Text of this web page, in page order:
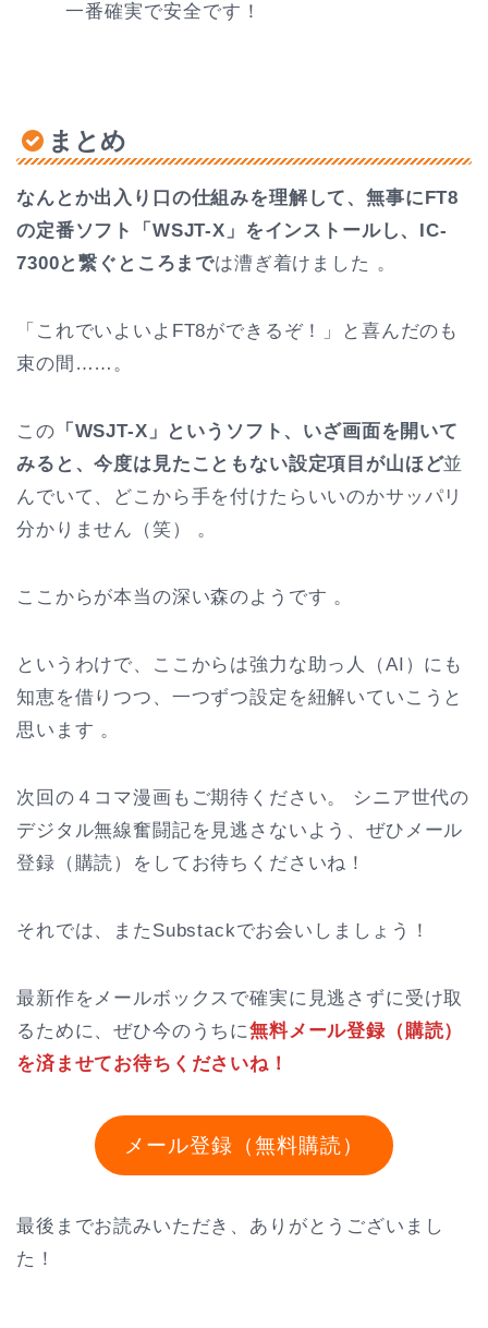
一番確実で安全です！
まとめ
なんとか出入り口の仕組みを理解して、無事にFT8
の定番ソフト「WSJT-X」をインストールし、IC-
7300と繋ぐところまでは漕ぎ着けました 。
「これでいよいよFT8ができるぞ！」と喜んだのも
束の間……。
この 「WSJT-X」というソフト、いざ画面を開いて
みると、今度は見たこともない設定項目が山ほど並
んでいて、どこから手を付けたらいいのかサッパリ
分かりません（笑） 。
ここからが本当の深い森のようです 。
というわけで、ここからは強力な助っ人（AI）にも
知恵を借りつつ、一つずつ設定を紐解いていこうと
思います 。
次回の４コマ漫画もご期待ください。 シニア世代の
デジタル無線奮闘記を見逃さないよう、ぜひメール
登録（購読）をしてお待ちくださいね！
それでは、またSubstackでお会いしましょう！
最新作をメールボックスで確実に見逃さずに受け取
るために、ぜひ今のうちに無料メール登録（購読）
を済ませてお待ちくださいね！
メール登録（無料購読）
最後までお読みいただき、ありがとうございまし
た！